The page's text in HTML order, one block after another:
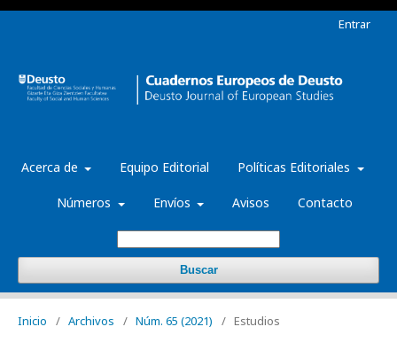
Acerca de Equipo Editorial Políticas Editoriales
Números Envíos Avisos Contacto
Buscar
Entrar
Inicio / Archivos / Núm. 65 (2021) / Estudios